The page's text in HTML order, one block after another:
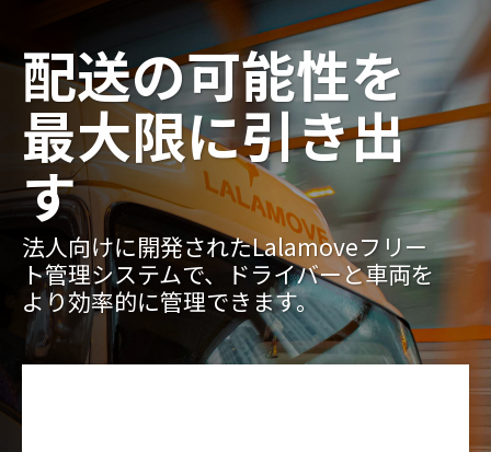
配送の可能性を
最大限に引き出
す
法人向けに開発されたLalamoveフリー
ト管理システムで、ドライバーと車両を
より効率的に管理できます。